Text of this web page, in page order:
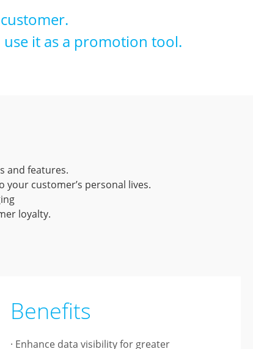
it as a promotion tool.
and features.
your customer’s personal lives.
loyalty.
Benefits
· Enhance data visibility for greater